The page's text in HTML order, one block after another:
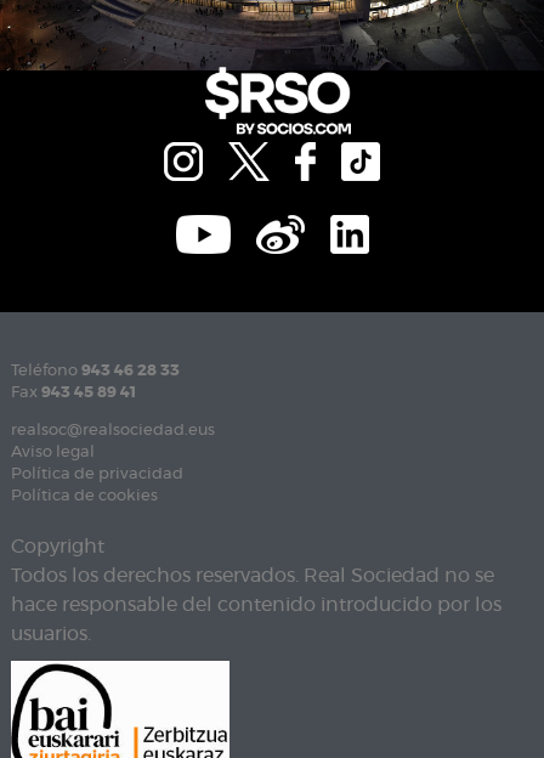
Teléfono 943 46 28 33
Fax 943 45 89 41
realsoc@realsociedad.eus
Aviso legal
Política de privacidad
Política de cookies
Copyright
Todos los derechos reservados. Real Sociedad no se
hace responsable del contenido introducido por los
usuarios.